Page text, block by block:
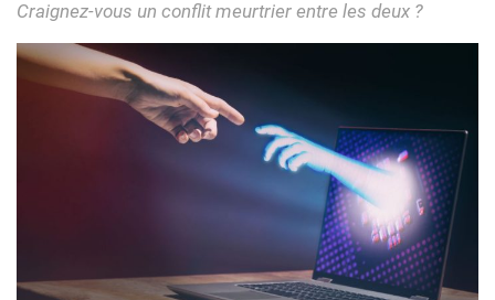
Craignez-vous un conflit meurtrier entre les deux ?